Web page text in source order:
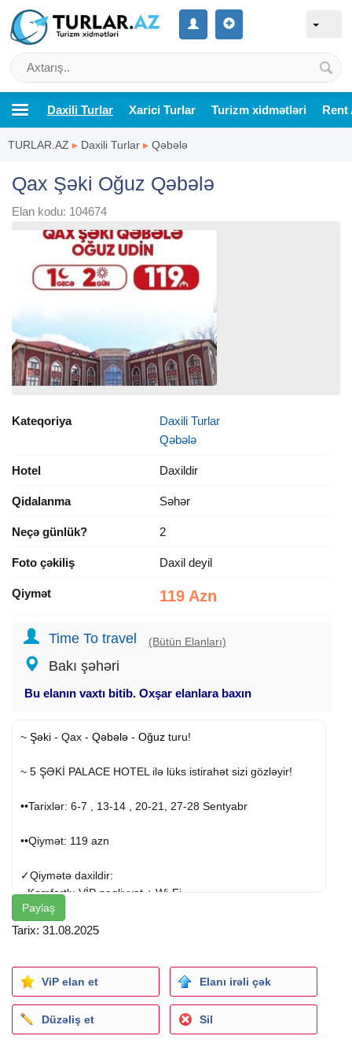
Daxili Turlar Xarici Turlar Turizm xidmətləri Rent
TURLAR.AZ ▸ Daxili Turlar ▸ Qəbələ
Qax Şəki Oğuz Qəbələ
Elan kodu: 104674
Kateqoriya
Daxili Turlar
Qəbələ
Hotel Daxildir
Qidalanma Səhər
Neçə günlük? 2
Foto çəkiliş Daxil deyil
Qiymət 119 Azn
Time To travel (Bütün Elanları)
Bakı şəhəri
Bu elanın vaxtı bitib. Oxşar elanlara baxın
~ Şəki - Qax - Qəbələ - Oğuz turu!
~ 5 ŞƏKİ PALACE HOTEL ilə lüks istirahət sizi gözləyir!
••Tarixlər: 6-7 , 13-14 , 20-21, 27-28 Sentyabr
••Qiymət: 119 azn
✓Qiymətə daxildir:
- Komfortlu VİP nəqliyyat + Wi-Fi
- Səmimi və təcrübəli tur rəhbəri
- Yol boyu əyləncəli oyunlar
- Spa, sauna, türk hamamı
- Fitnes zalı
- 2 dəfə səhər yeməyi
- Əyləncə və asudə vaxt
Paylaş
Tarix: 31.08.2025
ViP elan et Elanı irəli çək
Düzəliş et Sil